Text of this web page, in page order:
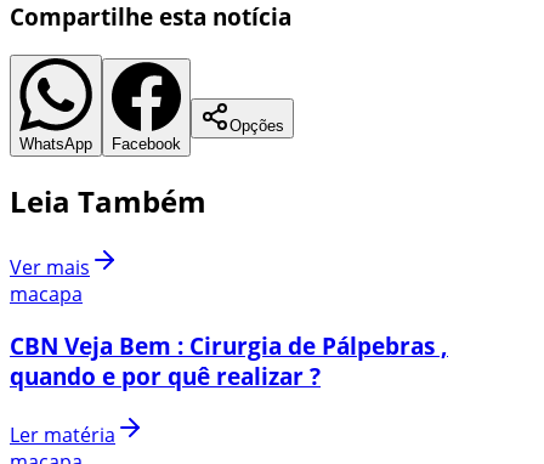
Compartilhe esta notícia
WhatsApp Facebook
Opções
Leia Também
Ver mais
macapa
CBN Veja Bem : Cirurgia de Pálpebras ,
quando e por quê realizar ?
Ler matéria